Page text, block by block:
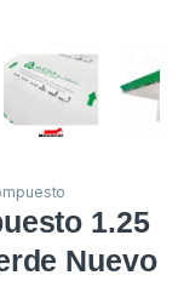
1.25
Nuevo